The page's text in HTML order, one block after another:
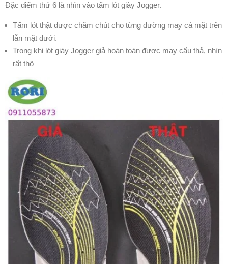
Đặc điểm thứ 6 là nhìn vào tấm lót giày Jogger.
Tấm lót thật được chăm chút cho từng đường may cả mặt trên
lẫn mặt dưới.
Trong khi lót giày Jogger giả hoàn toàn được may cẩu thả, nhìn
rất thô